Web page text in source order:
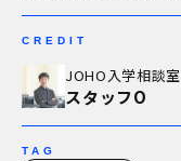
CREDIT
JOHO入学相談室
スタッフO
TAG